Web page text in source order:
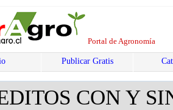
Portal de Agronomía
Publicar Gratis
CON Y